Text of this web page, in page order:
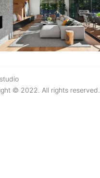
© 2022. All rights reserved.